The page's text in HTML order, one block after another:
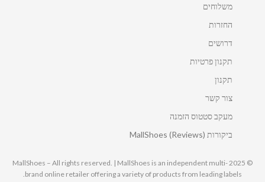
משלוחים
החזרות
דרושים
תקנון פרטיות
תקנון
צור קשר
מעקב סטטוס הזמנה
ביקורות MallShoes (Reviews)
© 2025 MallShoes – All rights reserved. | MallShoes is an independent multi-
brand online retailer offering a variety of products from leading labels.